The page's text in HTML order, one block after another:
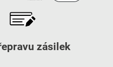
zásilek